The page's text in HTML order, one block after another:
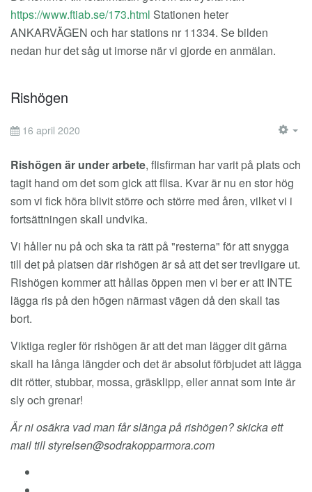
https://www.ftiab.se/173.html Stationen heter
ANKARVÄGEN och har stations nr 11334. Se bilden
nedan hur det såg ut imorse när vi gjorde en anmälan.
Rishögen
16 april 2020
Rishögen är under arbete, flisfirman har varit på plats och
tagit hand om det som gick att flisa. Kvar är nu en stor hög
som vi fick höra blivit större och större med åren, vilket vi i
fortsättningen skall undvika.
Vi håller nu på och ska ta rätt på "resterna" för att snygga
till det på platsen där rishögen är så att det ser trevligare ut.
Rishögen kommer att hållas öppen men vi ber er att INTE
lägga ris på den högen närmast vägen då den skall tas
bort.
Viktiga regler för rishögen är att det man lägger dit gärna
skall ha långa längder och det är absolut förbjudet att lägga
dit rötter, stubbar, mossa, gräsklipp, eller annat som inte är
sly och grenar!
Är ni osäkra vad man får slänga på rishögen? skicka ett
mail tillstyrelsen@sodrakopparmora.com